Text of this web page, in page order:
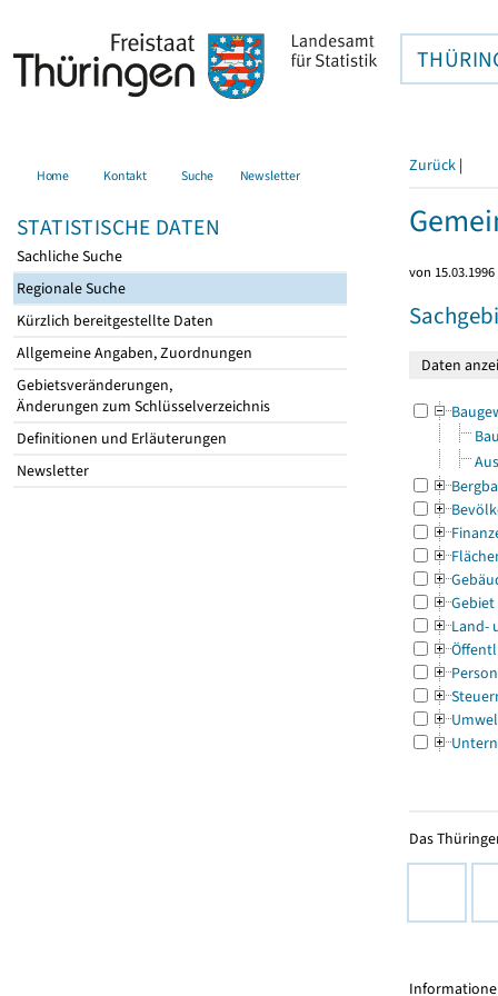
Home Kontakt Suche Newsletter
STATISTISCHE DATEN
Sachliche Suche
Regionale Suche
Kürzlich bereitgestellte Daten
Allgemeine Angaben, Zuordnungen
Gebietsveränderungen,
Änderungen zum Schlüsselverzeichnis
Definitionen und Erläuterungen
Newsletter
Zurück |
von
Gebiet
Land-
Das